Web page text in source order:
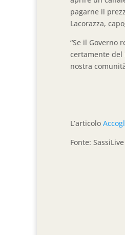
pagarne il
Lacorazza,
“Se il Governo
certamente
nostra
L’articolo
Fonte: